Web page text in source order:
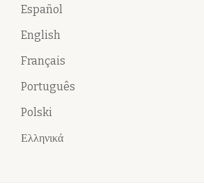
Español
English
Français
Português
Polski
Ελληνικά